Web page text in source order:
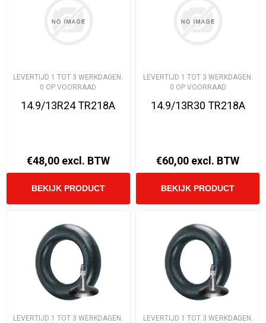
LEVERTIJD 1 TOT 3 WERKDAGEN.
0 OP VOORRAAD
14.9/13R24 TR218A
€48,00 excl. BTW
LEVERTIJD 1 TOT 3 WERKDAGEN.
0 OP VOORRAAD
14.9/13R30 TR218A
€60,00 excl. BTW
LEVERTIJD 1 TOT 3 WERKDAGEN.
LEVERTIJD 1 TOT 3 WERKDAGEN.